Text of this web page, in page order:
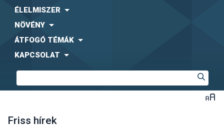
ÉLELMISZER
NÖVÉNY
ÁTFOGÓ TÉMÁK
KAPCSOLAT
Friss hírek